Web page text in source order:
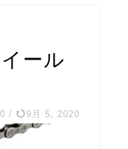
ール
/ 9月 5, 2020